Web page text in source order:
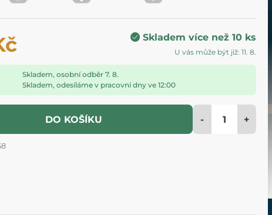
Skladem více než 10 ks
U vás může být již: 11. 8.
Skladem, osobní odběr 7. 8.
Skladem, odesíláme v pracovní dny ve 12:00
DO KOŠÍKU - +